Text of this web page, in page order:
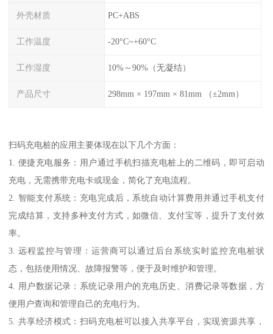
外壳材质 PC+ABS
工作温度 -20°C~+60°C
工作湿度 10%～90%（无凝结）
产品尺寸 298mm × 197mm × 81mm （±2mm）
扫码充电桩的应用主要体现在以下几个方面：
1. 便捷充电服务：用户通过手机扫描充电桩上的二维码，即可启动
充电，无需携带充电卡或现金，简化了充电流程。
2. 智能支付系统：充电完成后，系统自动计算费用并通过手机支付
完成结算，支持多种支付方式，如微信、支付宝等，提升了支付效
率。
3. 远程监控与管理：运营商可以通过后台系统实时监控充电桩状
态，包括使用情况、故障报警等，便于及时维护和管理。
4. 用户数据记录：系统记录用户的充电历史、消费记录等数据，方
便用户查询和管理自己的充电行为。
5. 共享经济模式：扫码充电桩可以接入共享平台，实现资源共享，